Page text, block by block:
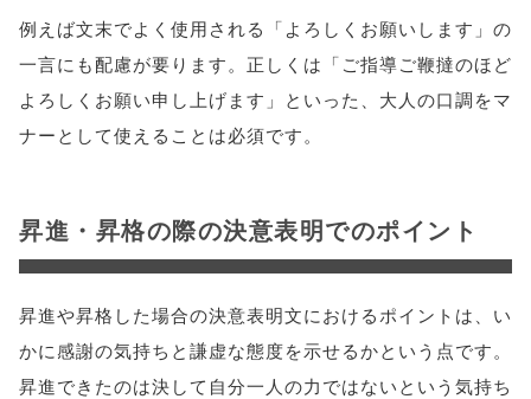
例えば文末でよく使用される「よろしくお願いします」の
一言にも配慮が要ります。正しくは「ご指導ご鞭撻のほど
よろしくお願い申し上げます」といった、大人の口調をマ
ナーとして使えることは必須です。
昇進・昇格の際の決意表明でのポイント
昇進や昇格した場合の決意表明文におけるポイントは、い
かに感謝の気持ちと謙虚な態度を示せるかという点です。
昇進できたのは決して自分一人の力ではないという気持ち